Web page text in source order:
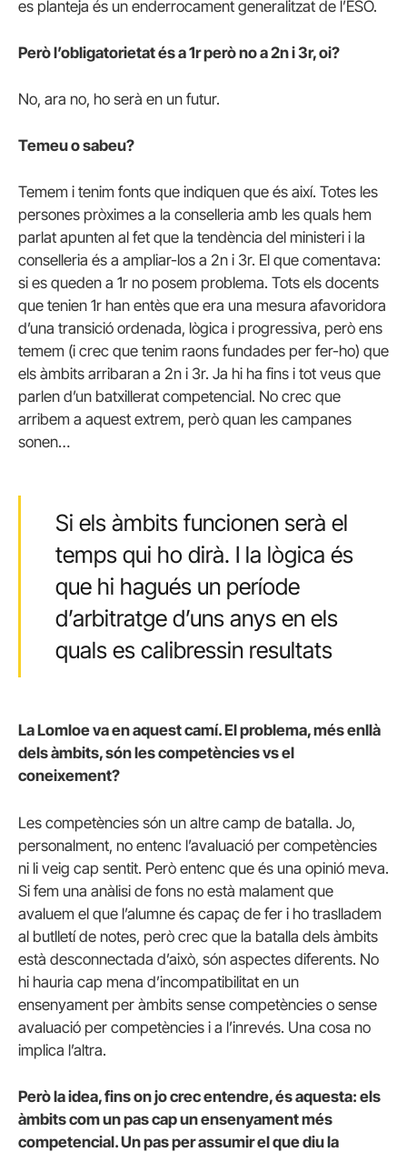
es planteja és un enderrocament generalitzat de l’ESO.
Però l’obligatorietat és a 1r però no a 2n i 3r, oi?
No, ara no, ho serà en un futur.
Temeu o sabeu?
Temem i tenim fonts que indiquen que és així. Totes les
persones pròximes a la conselleria amb les quals hem
parlat apunten al fet que la tendència del ministeri i la
conselleria és a ampliar-los a 2n i 3r. El que comentava:
si es queden a 1r no posem problema. Tots els docents
que tenien 1r han entès que era una mesura afavoridora
d’una transició ordenada, lògica i progressiva, però ens
temem (i crec que tenim raons fundades per fer-ho) que
els àmbits arribaran a 2n i 3r. Ja hi ha fins i tot veus que
parlen d’un batxillerat competencial. No crec que
arribem a aquest extrem, però quan les campanes
sonen…
Si els àmbits funcionen serà el
temps qui ho dirà. I la lògica és
que hi hagués un període
d’arbitratge d’uns anys en els
quals es calibressin resultats
La Lomloe va en aquest camí. El problema, més enllà
dels àmbits, són les competències vs el
coneixement?
Les competències són un altre camp de batalla. Jo,
personalment, no entenc l’avaluació per competències
ni li veig cap sentit. Però entenc que és una opinió meva.
Si fem una anàlisi de fons no està malament que
avaluem el que l’alumne és capaç de fer i ho traslladem
al butlletí de notes, però crec que la batalla dels àmbits
està desconnectada d’això, són aspectes diferents. No
hi hauria cap mena d’incompatibilitat en un
ensenyament per àmbits sense competències o sense
avaluació per competències i a l’inrevés. Una cosa no
implica l’altra.
Però la idea, fins on jo crec entendre, és aquesta: els
àmbits com un pas cap un ensenyament més
competencial. Un pas per assumir el que diu la